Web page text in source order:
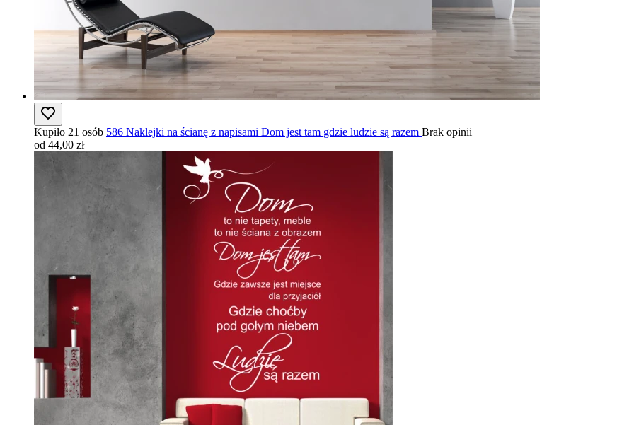
Kupiło 21 osób 586 Naklejki na ścianę z napisami Dom jest tam gdzie ludzie są razem Brak opinii
od 44,00 zł